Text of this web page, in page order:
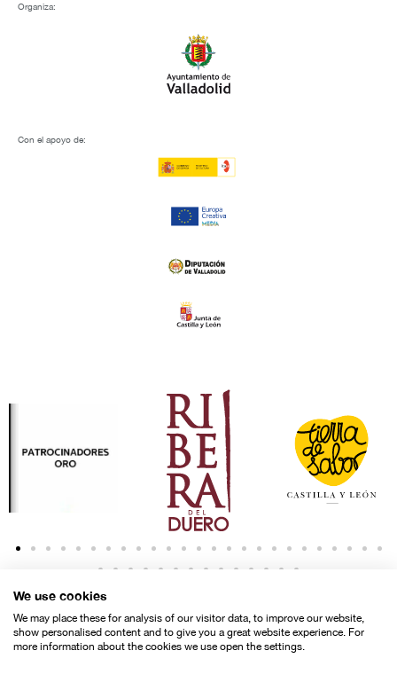
Organiza:
Con el apoyo de:
We use cookies
We may place these for analysis of our visitor data, to improve our website,
show personalised content and to give you a great website experience. For
more information about the cookies we use open the settings.